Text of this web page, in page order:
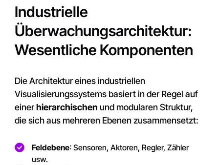
Industrielle
Überwachungsarchitektur:
Wesentliche Komponenten
Die Architektur eines industriellen
Visualisierungssystems basiert in der Regel auf
einerhierarchischen und modularen Struktur,
die sich aus mehreren Ebenen zusammensetzt:
Feldebene: Sensoren, Aktoren, Regler, Zähler
usw.